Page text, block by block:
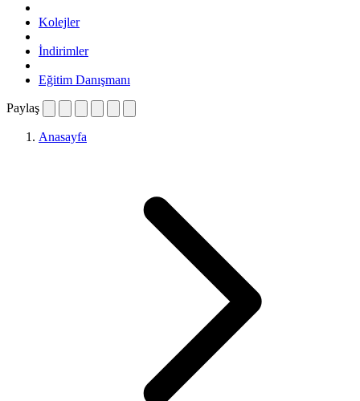
Kolejler
İndirimler
Eğitim Danışmanı
Paylaş
Anasayfa